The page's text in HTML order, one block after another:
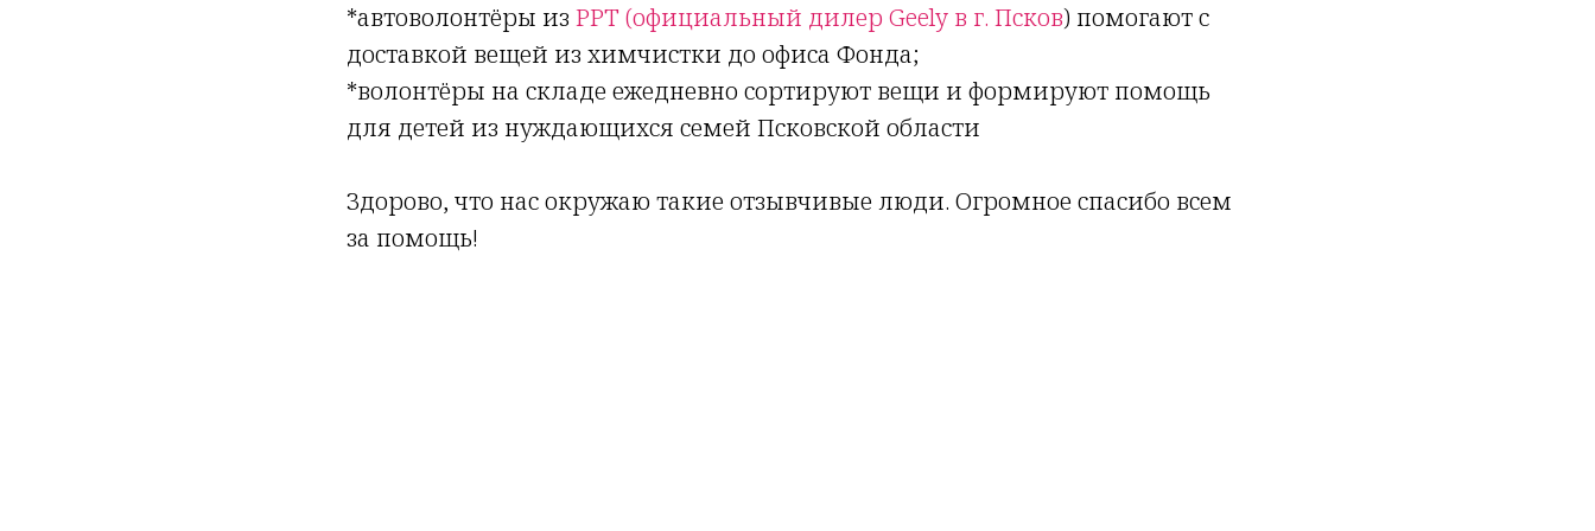
*автоволонтёры из РРТ (официальный дилер Geely в г. Псков) помогают с
доставкой вещей из химчистки до офиса Фонда;
*волонтёры на складе ежедневно сортируют вещи и формируют помощь
для детей из нуждающихся семей Псковской области
Здорово, что нас окружаю такие отзывчивые люди. Огромное спасибо всем
за помощь!